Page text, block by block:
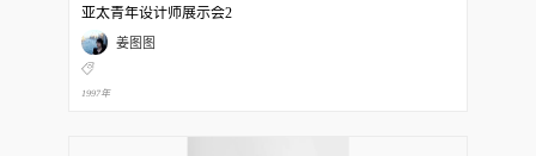
亚太青年设计师展示会2
姜图图
1997年